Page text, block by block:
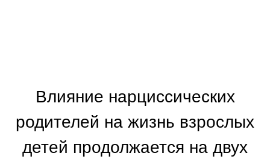
Влияние нарциссических
родителей на жизнь взрослых
детей продолжается на двух